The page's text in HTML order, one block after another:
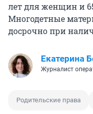
лет для женщин и
Многодетные
досрочно при
Екатерина
Журналист
Родительские права